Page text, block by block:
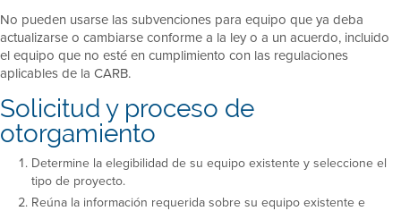
No pueden usarse las subvenciones para equipo que ya deba
actualizarse o cambiarse conforme a la ley o a un acuerdo, incluido
el equipo que no esté en cumplimiento con las regulaciones
aplicables de la CARB.
Solicitud y proceso de
otorgamiento
Determine la elegibilidad de su equipo existente y seleccione el
tipo de proyecto.
Reúna la información requerida sobre su equipo existente e